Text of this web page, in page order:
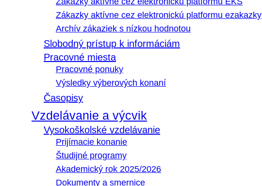
Zákazky aktívne cez elektronickú platformu ezakazky
Archív zákaziek s nízkou hodnotou
Slobodný prístup k informáciám
Pracovné miesta
Pracovné ponuky
Výsledky výberových konaní
Časopisy
Vzdelávanie a výcvik
Vysokoškolské vzdelávanie
Prijímacie konanie
Študijné programy
Akademický rok 2025/2026
Dokumenty a smernice